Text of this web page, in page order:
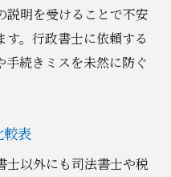
説明を受けることで不安
。行政書士に依頼する
手続きミスを未然に防ぐ
較表
士以外にも司法書士や税